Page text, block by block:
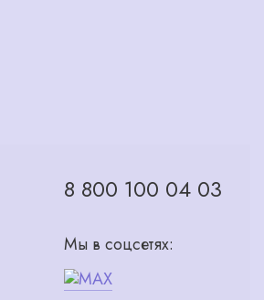
8 800 100 04 03
Мы в соцсетях: